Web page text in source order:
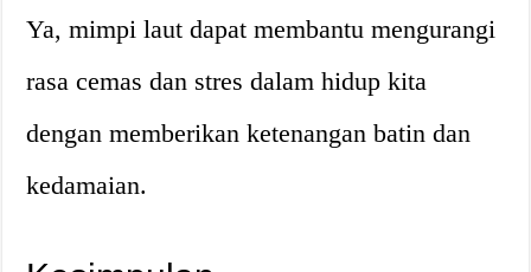
Ya, mimpi laut dapat membantu mengurangi
rasa cemas dan stres dalam hidup kita
dengan memberikan ketenangan batin dan
kedamaian.